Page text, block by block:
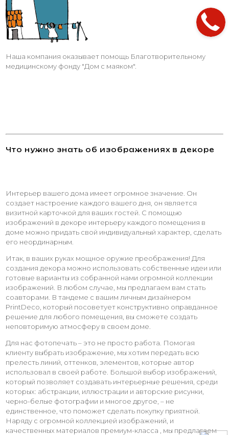
Наша компания оказывает помощь Благотворительному
медицинскому фонду "Дом с маяком".
Что нужно знать об изображениях в декоре
Интерьер вашего дома имеет огромное значение. Он
создает настроение каждого вашего дня, он является
визитной карточкой для ваших гостей. С помощью
изображений в декоре интерьеру каждого помещения в
доме можно придать свой индивидуальный характер, сделать
его неординарным.
Итак, в ваших руках мощное оружие преображения! Для
создания декора можно использовать собственные идеи или
готовые варианты из собранной нами огромной коллекции
изображений. В любом случае, мы предлагаем вам стать
соавторами. В тандеме с вашим личным дизайнером
PrintDeco, который посоветует конструктивно оправданное
решение для любого помещения, вы сможете создать
неповторимую атмосферу в своем доме.
Для нас фотопечать – это не просто работа. Помогая
клиенту выбрать изображение, мы хотим передать всю
прелесть линий, оттенков, элементов, которые автор
использовал в своей работе. Большой выбор изображений,
который позволяет создавать интерьерные решения, среди
которых: абстракции, иллюстрации и авторские рисунки,
черно-белые фотографии и многое другое, – не
единственное, что поможет сделать покупку приятной.
Наряду с огромной коллекцией изображений, и
качественных материалов премиум-класса , мы предлагаем